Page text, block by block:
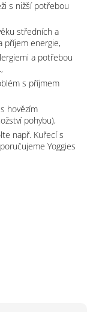
s nižší potřebou
středních a
příjem energie,
a potřebou
s příjmem
hovězím
pohybu),
např. Kuřecí s
Yoggies